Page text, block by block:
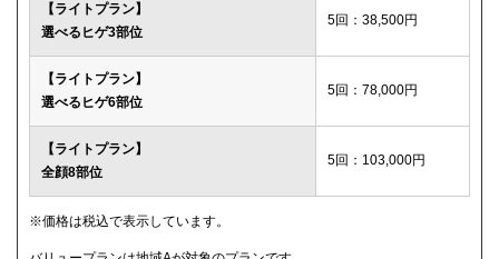
ダビデクリニック プランなし
【ライトプラン】
選べるヒゲ3部位
5回：38,500円
【ライトプラン】
選べるヒゲ6部位
5回：78,000円
【ライトプラン】
全顔8部位
5回：103,000円
※価格は税込で表示しています。